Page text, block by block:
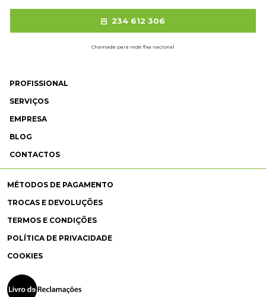
PROFISSIONAL
SERVIÇOS
EMPRESA
BLOG
CONTACTOS
MÉTODOS DE PAGAMENTO
TROCAS E DEVOLUÇÕES
TERMOS E CONDIÇÕES
POLÍTICA DE PRIVACIDADE
COOKIES
234 612 306
Chamada para rede fixa nacional